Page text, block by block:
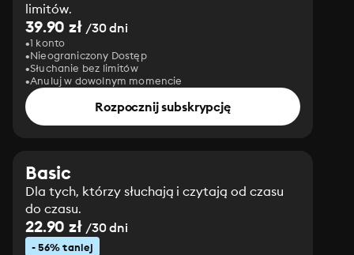
limitów.
39.90 zł/30 dni
1 konto
Nieograniczony Dostęp
Słuchanie bez limitów
Anuluj w dowolnym momencie
Rozpocznij subskrypcję
Basic
Dla tych, którzy słuchają i czytają od czasu
do czasu.
22.90 zł/30 dni
- 56% taniej